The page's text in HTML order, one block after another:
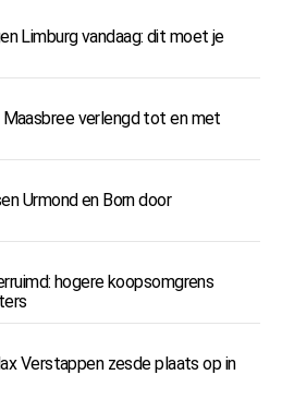
Limburg vandaag: dit moet je
verlengd tot en met
Urmond en Born door
hogere koopsomgrens
Verstappen zesde plaats op in